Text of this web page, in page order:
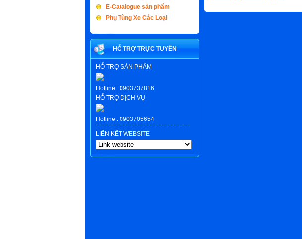
E-Catalogue sản phẩm
Phụ Tùng Xe Các Loại
HỖ TRỢ TRỰC TUYẾN
HỖ TRỢ SẢN PHẨM
Hotline : 0903737816
HỖ TRỢ DỊCH VỤ
Hotline : 0903705654
LIÊN KẾT WEBSITE